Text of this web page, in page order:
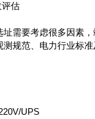
估
需要考虑很多因素
规范、电力行业标
UPS